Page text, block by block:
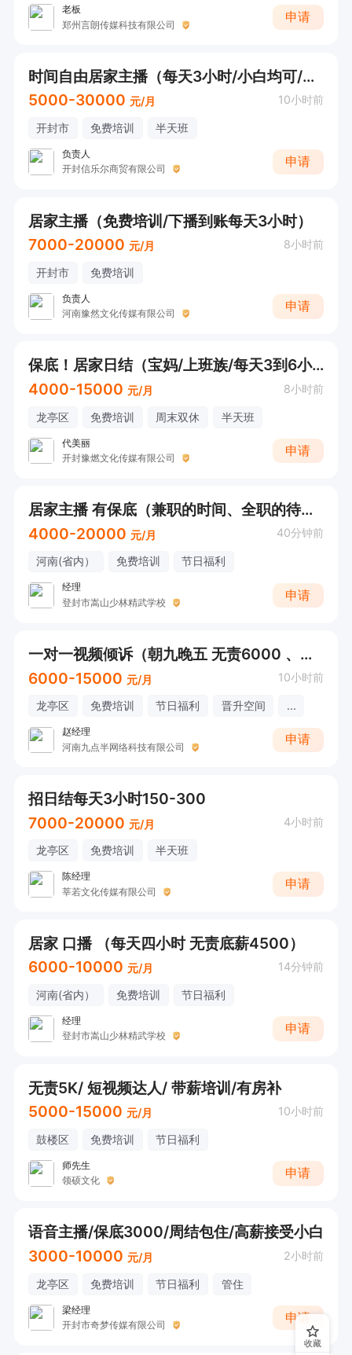
老板
郑州言朗传媒科技有限公司
申请
时间自由居家主播（每天3小时/小白均可/日结）
5000-30000 元/月 10小时前
开封市 免费培训 半天班
负责人
开封信乐尔商贸有限公司
申请
居家主播（免费培训/下播到账每天3小时）
7000-20000 元/月 8小时前
开封市 免费培训
负责人
河南豫然文化传媒有限公司
申请
保底！居家日结（宝妈/上班族/每天3到6小时）
4000-15000 元/月 8小时前
龙亭区 免费培训 周末双休 半天班
代美丽
开封豫燃文化传媒有限公司
申请
居家主播 有保底（兼职的时间、全职的待遇，不耽误接送孩子）
4000-20000 元/月 40分钟前
河南(省内） 免费培训 节日福利
经理
登封市嵩山少林精武学校
申请
一对一视频倾诉（朝九晚五 无责6000 、交五险）
6000-15000 元/月 10小时前
龙亭区 免费培训 节日福利 晋升空间 ...
赵经理
河南九点半网络科技有限公司
申请
招日结每天3小时150-300
7000-20000 元/月 4小时前
龙亭区 免费培训 半天班
陈经理
莘若文化传媒有限公司
申请
居家 口播 （每天四小时 无责底薪4500）
6000-10000 元/月 14分钟前
河南(省内） 免费培训 节日福利
经理
登封市嵩山少林精武学校
申请
无责5K/ 短视频达人/ 带薪培训/有房补
5000-15000 元/月 10小时前
鼓楼区 免费培训 节日福利
师先生
领硕文化
申请
语音主播/保底3000/周结包住/高薪接受小白
3000-10000 元/月 2小时前
龙亭区 免费培训 节日福利 管住
梁经理
开封市奇梦传媒有限公司
申请
收藏